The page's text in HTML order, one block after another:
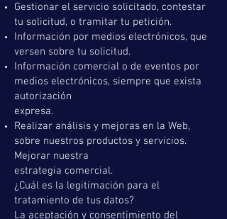
Gestionar el servicio solicitado, contestar
tu solicitud, o tramitar tu petición.
Información por medios electrónicos, que
versen sobre tu solicitud.
Información comercial o de eventos por
medios electrónicos, siempre que exista
autorización
expresa.
Realizar análisis y mejoras en la Web,
sobre nuestros productos y servicios.
Mejorar nuestra
estrategia comercial.
¿Cuál es la legitimación para el
tratamiento de tus datos?
La aceptación y consentimiento del